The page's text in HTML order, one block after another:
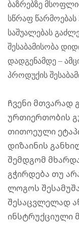
ბაზრებზე
სწრაფ
საშუალებას
შესაბამისობა
დადგენამდე –
პროდუქის
Ჩვენი მთვარად
ურთიერთობის
თითოეული
დიზაინის
შემდგომ
გჭირდება თუ
ლოგოს
შესაცვლელად
ინსტრუქციული